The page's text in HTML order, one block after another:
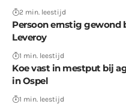
2 min. leestijd
Persoon ernstig gewond
Leveroy
1 min. leestijd
Koe vast in mestput bij
in Ospel
1 min. leestijd